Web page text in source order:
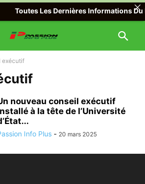
exécutif
nouveau conseil exécutif
à la tête de l’Université
Info Plus - 20 mars 2025
Toutes Les Dernières Informations